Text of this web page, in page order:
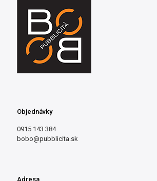
Objednávky
0915 143 384
bobo@pubblicita.sk
Adresa